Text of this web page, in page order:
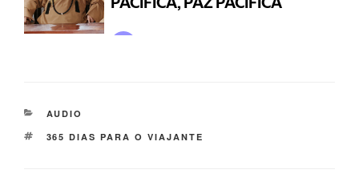
AUDIO
365 DIAS PARA O VIAJANTE